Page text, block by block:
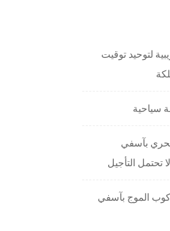
لتوحيد توقيت
سياحية
بآسفي
تحتمل التأجيل
الموج بآسفي